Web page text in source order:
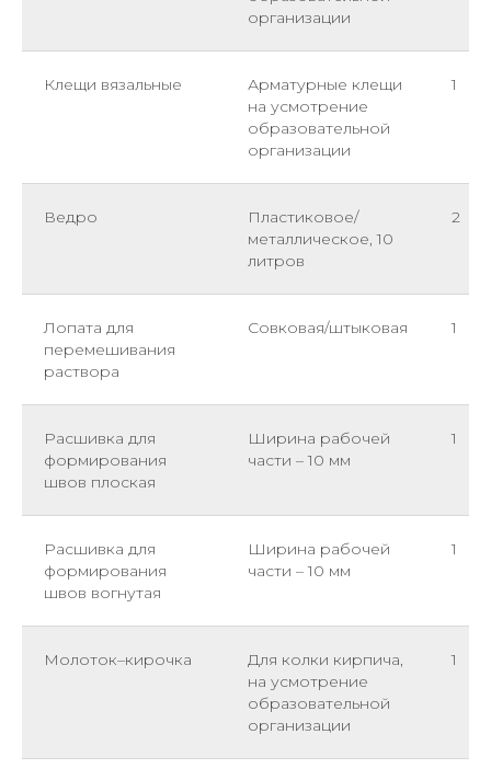
организации
Клещи вязальные
Арматурные клещи
на усмотрение
образовательной
организации
1
Ведро
Пластиковое/
металлическое, 10
литров
2
Лопата для
перемешивания
раствора
Совковая/штыковая 1
Расшивка для
формирования
швов плоская
Ширина рабочей
части – 10 мм
1
Расшивка для
формирования
швов вогнутая
Ширина рабочей
части – 10 мм
1
Молоток–кирочка
Для колки кирпича,
на усмотрение
образовательной
организации
1